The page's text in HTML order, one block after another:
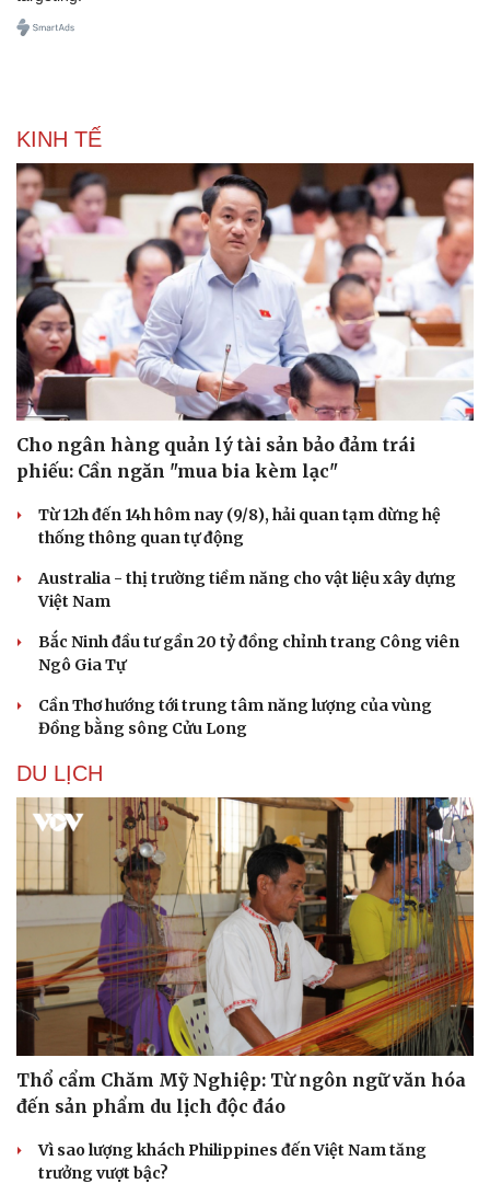
Doanh nghiệp
Vì cộng đồng
KINH TẾ
Cho ngân hàng quản lý tài sản bảo đảm trái
phiếu: Cần ngăn "mua bia kèm lạc"
Từ 12h đến 14h hôm nay (9/8), hải quan tạm dừng hệ
thống thông quan tự động
Australia - thị trường tiềm năng cho vật liệu xây dựng
Việt Nam
Bắc Ninh đầu tư gần 20 tỷ đồng chỉnh trang Công viên
Ngô Gia Tự
Cần Thơ hướng tới trung tâm năng lượng của vùng
Đồng bằng sông Cửu Long
DU LỊCH
Thổ cẩm Chăm Mỹ Nghiệp: Từ ngôn ngữ văn hóa
đến sản phẩm du lịch độc đáo
Vì sao lượng khách Philippines đến Việt Nam tăng
trưởng vượt bậc?